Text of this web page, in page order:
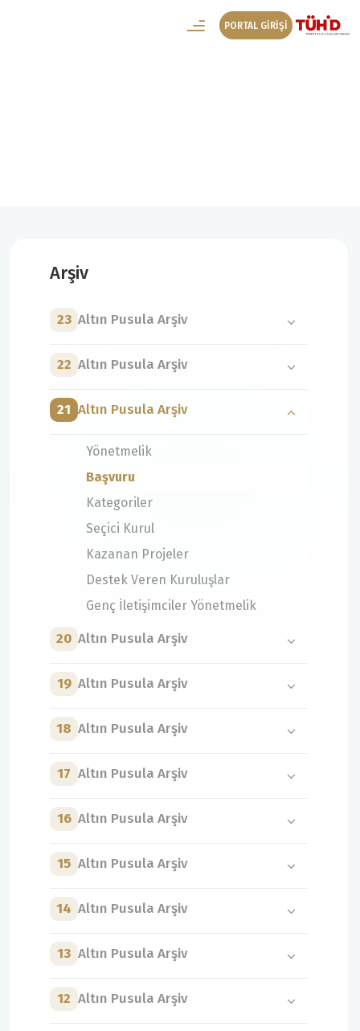
PORTAL GİRİŞİ
Arşiv
23 Altın Pusula Arşiv
22 Altın Pusula Arşiv
21 Altın Pusula Arşiv
Yönetmelik
Başvuru
Kategoriler
Seçici Kurul
Kazanan Projeler
Destek Veren Kuruluşlar
Genç İletişimciler Yönetmelik
20 Altın Pusula Arşiv
19 Altın Pusula Arşiv
18 Altın Pusula Arşiv
17 Altın Pusula Arşiv
16 Altın Pusula Arşiv
15 Altın Pusula Arşiv
14 Altın Pusula Arşiv
13 Altın Pusula Arşiv
12 Altın Pusula Arşiv